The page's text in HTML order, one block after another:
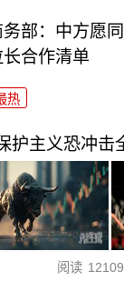
务部：中方愿
长合作清单
热
护主义恐冲击
阅读 12109